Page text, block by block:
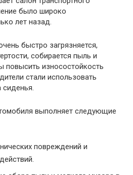
было широко
лет назад.
быстро загрязняется,
собирается пыль и
повысить износостойкость
стали использовать
выполняет следующие
повреждений и